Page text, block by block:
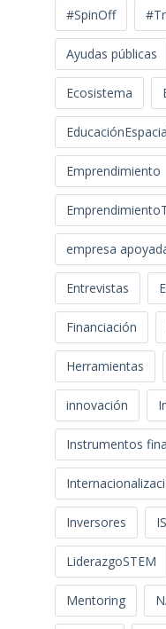
#SpinOff
Ayudas públicas
Ecosistema
Emprendimiento
empresa
Entrevistas
Financiación
Herramientas
innovación
Instrumentos
Inversores
LiderazgoSTEM
Mentoring